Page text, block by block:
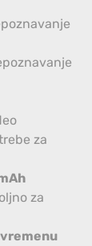
za
za
vremenu